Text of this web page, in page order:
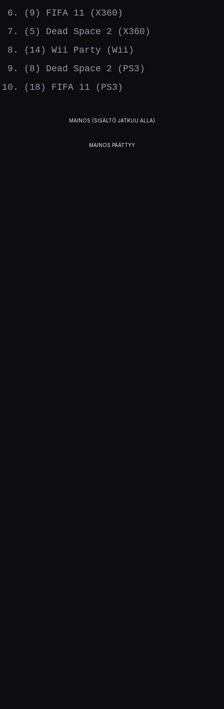
(9) FIFA 11 (X360)
(5) Dead Space 2 (X360)
(14) Wii Party (Wii)
(8) Dead Space 2 (PS3)
(18) FIFA 11 (PS3)